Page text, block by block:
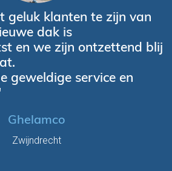
geluk klanten te zijn van
dak is
en we zijn ontzettend blij
geweldige service en
Ghelamco
Zwijndrecht